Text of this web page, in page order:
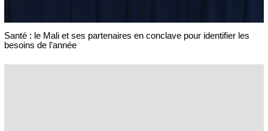
Santé : le Mali et ses partenaires en conclave pour identifier les
besoins de l’année